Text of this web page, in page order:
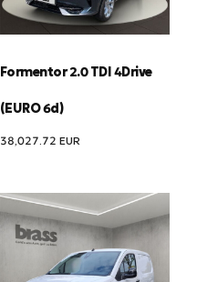
Formentor 2.0 TDI 4Drive
(EURO 6d)
38,027.72 EUR